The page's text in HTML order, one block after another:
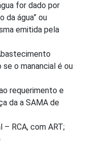
for dado por
da água” ou
emitida pela
o manancial é ou
requerimento e
da a SAMA de
RCA, com ART;